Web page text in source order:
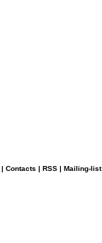
| Contacts | RSS | Mailing-list